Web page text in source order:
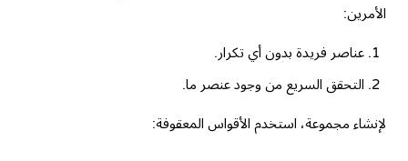
الأمرين:
عناصر فريدة بدون أي تكرار.
التحقق السريع من وجود عنصر ما.
لإنشاء مجموعة، استخدم الأقواس المعقوفة: